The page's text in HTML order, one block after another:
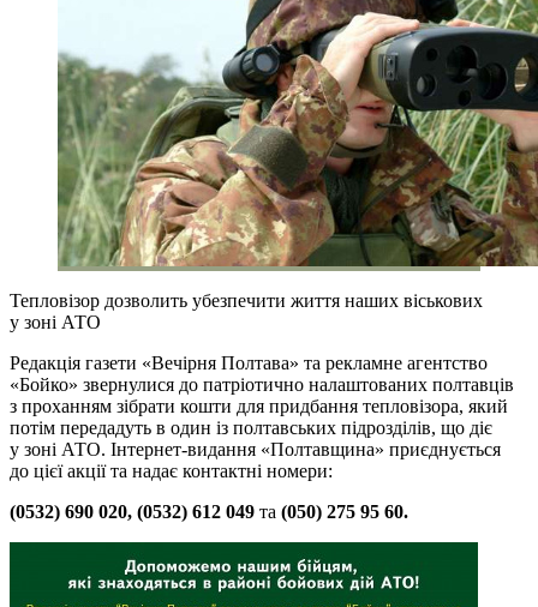
Тепловізор дозволить убезпечити життя наших віськових
у зоні АТО
Редакція газети «Вечірня Полтава» та рекламне агентство
«Бойко» звернулися до патріотично налаштованих полтавців
з проханням зібрати кошти для придбання тепловізора, який
потім передадуть в один із полтавських підрозділів, що діє
у зоні АТО. Інтернет-видання «Полтавщина» приєднується
до цієї акції та надає контактні номери:
(0532) 690 020, (0532) 612 049 та (050) 275 95 60.